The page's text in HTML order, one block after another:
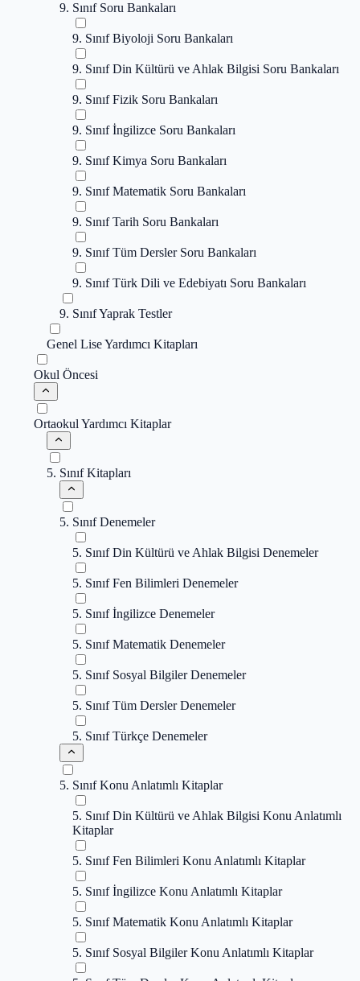
9. Sınıf Soru Bankaları
9. Sınıf Biyoloji Soru Bankaları
9. Sınıf Din Kültürü ve Ahlak Bilgisi Soru Bankaları
9. Sınıf Fizik Soru Bankaları
9. Sınıf İngilizce Soru Bankaları
9. Sınıf Kimya Soru Bankaları
9. Sınıf Matematik Soru Bankaları
9. Sınıf Tarih Soru Bankaları
9. Sınıf Tüm Dersler Soru Bankaları
9. Sınıf Türk Dili ve Edebiyatı Soru Bankaları
9. Sınıf Yaprak Testler
Genel Lise Yardımcı Kitapları
Okul Öncesi
Ortaokul Yardımcı Kitaplar
5. Sınıf Kitapları
5. Sınıf Denemeler
5. Sınıf Din Kültürü ve Ahlak Bilgisi Denemeler
5. Sınıf Fen Bilimleri Denemeler
5. Sınıf İngilizce Denemeler
5. Sınıf Matematik Denemeler
5. Sınıf Sosyal Bilgiler Denemeler
5. Sınıf Tüm Dersler Denemeler
5. Sınıf Türkçe Denemeler
5. Sınıf Konu Anlatımlı Kitaplar
5. Sınıf Din Kültürü ve Ahlak Bilgisi Konu Anlatımlı
Kitaplar
5. Sınıf Fen Bilimleri Konu Anlatımlı Kitaplar
5. Sınıf İngilizce Konu Anlatımlı Kitaplar
5. Sınıf Matematik Konu Anlatımlı Kitaplar
5. Sınıf Sosyal Bilgiler Konu Anlatımlı Kitaplar